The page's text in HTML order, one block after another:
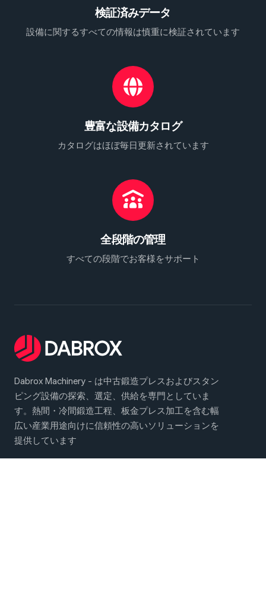
検証済みデータ
設備に関するすべての情報は慎重に検証されています
豊富な設備カタログ
カタログはほぼ毎日更新されています
全段階の管理
すべての段階でお客様をサポート
Dabrox Machinery - は中古鍛造プレスおよびスタン
ピング設備の探索、選定、供給を専門としていま
す。熱間・冷間鍛造工程、板金プレス加工を含む幅
広い産業用途向けに信頼性の高いソリューションを
提供しています